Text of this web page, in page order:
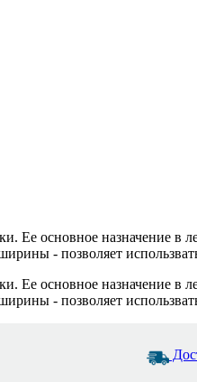
Ее основное назначение
- позволяет
Ее основное назначение
- позволяет